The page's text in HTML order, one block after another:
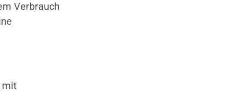
Verbrauch
mit